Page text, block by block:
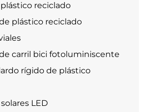
reciclado
plástico reciclado
carril bici fotoluminiscente
rígido de plástico
LED